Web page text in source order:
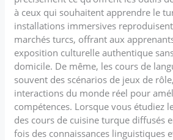
à ceux qui souhaitent apprendre le
installations immersives
marchés turcs, offrant aux
exposition culturelle authentique
domicile. De même, les cours de
souvent des scénarios de jeux de
interactions du monde réel pour
compétences. Lorsque vous étudiez
des cours de cuisine turque diffusés
fois des connaissances linguistiques